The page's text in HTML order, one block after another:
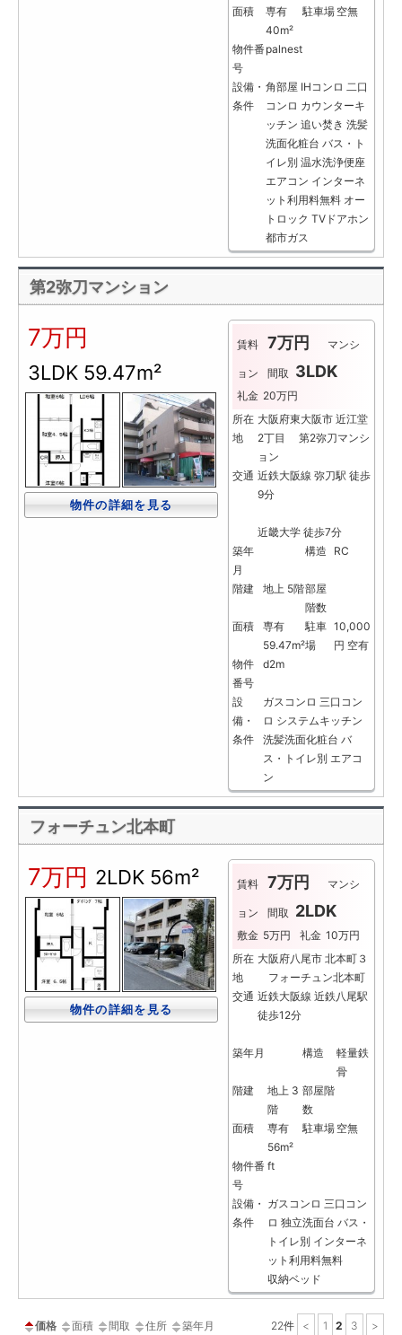
面積
専有
40m²
駐車場 空無
物件番
号
palnest
設備・
条件
角部屋 IHコンロ 二口
コンロ カウンターキ
ッチン 追い焚き 洗髪
洗面化粧台 バス・ト
イレ別 温水洗浄便座
エアコン インターネ
ット利用料無料 オー
トロック TVドアホン
都市ガス
第2弥刀マンション
7万円
3LDK 59.47m²
物件の詳細を見る
賃料 7万円 マンシ
ョン 間取 3LDK
礼金 20万円
所在
地
大阪府東大阪市 近江堂
2丁目 第2弥刀マンシ
ョン
交通 近鉄大阪線 弥刀駅 徒歩
9分
近畿大学 徒歩7分
築年
月
構造 RC
階建 地上 5階部屋
階数
面積
専有
59.47m²
駐車
場
10,000
円 空有
物件
番号
d2m
設
備・
条件
ガスコンロ 三口コン
ロ システムキッチン
洗髪洗面化粧台 バ
ス・トイレ別 エアコ
ン
フォーチュン北本町
7万円 2LDK 56m²
物件の詳細を見る
賃料 7万円 マンシ
ョン 間取 2LDK
敷金 5万円 礼金 10万円
所在
地
大阪府八尾市 北本町３
フォーチュン北本町
交通 近鉄大阪線 近鉄八尾駅
徒歩12分
築年月 構造
軽量鉄
骨
階建
地上 3
階
部屋階
数
面積
専有
56m²
駐車場 空無
物件番
号
ft
設備・
条件
ガスコンロ 三口コン
ロ 独立洗面台 バス・
トイレ別 インターネ
ット利用料無料
収納ベッド
価格 面積 間取 住所 築年月 22件 < 1 2 3 >